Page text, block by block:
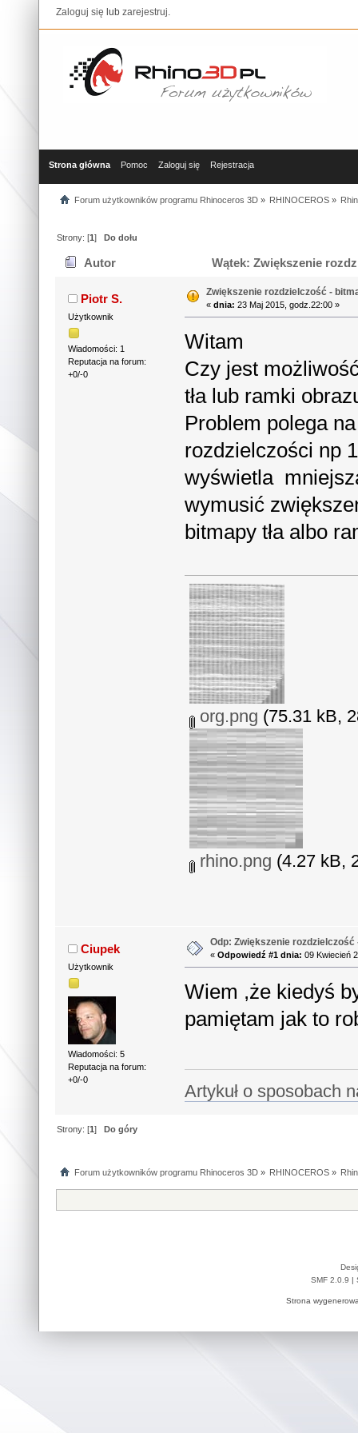
Zaloguj się lub zarejestruj.
Strona główna Pomoc Zaloguj się Rejestracja
Forum użytkowników programu Rhinoceros 3D» RHINOCEROS»
Strony: [1]Do dołu
Autor Wątek: Zwiększenie
Piotr S.
Użytkownik
Wiadomości: 1
Reputacja na forum:
+0/-0
Zwiększenie rozdzielczość -
«dnia: 23 Maj 2015, godz.22:00 »
Witam
Czy jest
tła lub ramki
Problem polega
rozdzielczości np
wyświetla
wymusić
bitmapy tła albo
org.png (75.31 kB,
rhino.png (4.27 kB,
Ciupek
Użytkownik
Wiadomości: 5
Reputacja na forum:
+0/-0
Odp: Zwiększenie rozdzielczość
«Odpowiedź #1 dnia: 09 Kwiecień
Wiem ,że kiedyś
pamiętam jak to
Artykuł o sposobach
Strony: [1]Do góry
Forum użytkowników programu Rhinoceros 3D» RHINOCEROS»
SMF 2.0.9 |
Strona